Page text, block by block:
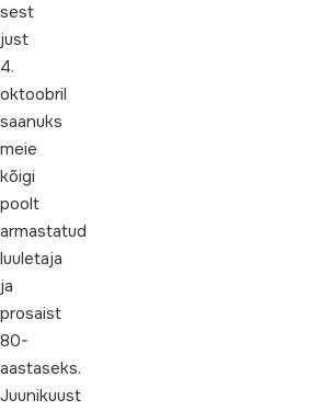
sest
just
4.
oktoobril
saanuks
meie
kõigi
poolt
armastatud
luuletaja
ja
prosaist
80-
aastaseks.
Juunikuust